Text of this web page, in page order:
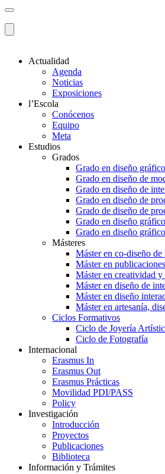
Actualidad
Agenda
Noticias
Exposiciones
l’Escola
Conócenos
Equipo
Meta
Estudios
Grados
Grado en diseño gráfico
Grado en diseño de
Grado en diseño de
Grado en diseño de
Grado de diseño de
Grado en diseño
Grado en diseño
Másteres
Máster en co-diseño
Máster en
Máster en creatividad
Máster en diseño de
Máster en diseño
Máster en artesanía,
Ciclos Formativos
Ciclo de Joyería
Ciclo de Fotografía
Internacional
Erasmus In
Erasmus Out
Erasmus Prácticas
Movilidad PDI/PASS
Policy
Investigación
Introducción
Proyectos
Publicaciones
Biblioteca
Información y Trámites